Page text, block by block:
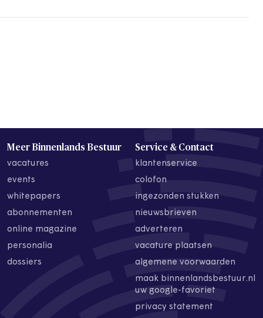
Meer Binnenlands Bestuur
vacatures
events
whitepapers
abonnementen
online magazine
personalia
dossiers
Service & Contact
klantenservice
colofon
ingezonden stukken
nieuwsbrieven
adverteren
vacature plaatsen
algemene voorwaarden
maak binnenlandsbestuur.nl
uw google-favoriet
privacy statement